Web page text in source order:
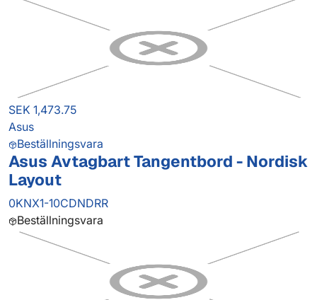
SEK 1,473.75
Asus
Beställningsvara
Asus Avtagbart Tangentbord - Nordisk
Layout
0KNX1-10CDNDRR
Beställningsvara